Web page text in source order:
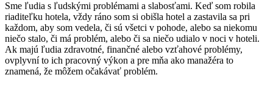
Sme ľudia s ľudskými problémami a slabosťami. Keď som robila
riaditeľku hotela, vždy ráno som si obišla hotel a zastavila sa pri
každom, aby som vedela, či sú všetci v pohode, alebo sa niekomu
niečo stalo, či má problém, alebo či sa niečo udialo v noci v hoteli.
Ak majú ľudia zdravotné, finančné alebo vzťahové problémy,
ovplyvní to ich pracovný výkon a pre mňa ako manažéra to
znamená, že môžem očakávať problém.